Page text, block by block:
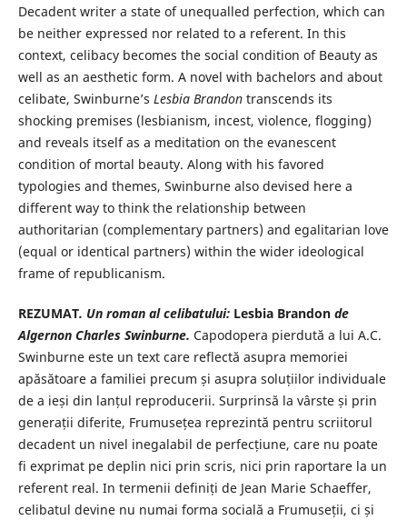
Decadent writer a state of unequalled perfection, which can
be neither expressed nor related to a referent. In this
context, celibacy becomes the social condition of Beauty as
well as an aesthetic form. A novel with bachelors and about
celibate, Swinburne’s Lesbia Brandontranscends its
shocking premises (lesbianism, incest, violence, flogging)
and reveals itself as a meditation on the evanescent
condition of mortal beauty. Along with his favored
typologies and themes, Swinburne also devised here a
different way to think the relationship between
authoritarian (complementary partners) and egalitarian love
(equal or identical partners) within the wider ideological
frame of republicanism.
REZUMAT. Un roman al celibatului: Lesbia Brandonde
Algernon Charles Swinburne. Capodopera pierdută a lui A.C.
Swinburne este un text care reflectă asupra memoriei
apăsătoare a familiei precum și asupra soluțiilor individuale
de a ieși din lanțul reproducerii. Surprinsă la vârste și prin
generații diferite, Frumusețea reprezintă pentru scriitorul
decadent un nivel inegalabil de perfecțiune, care nu poate
fi exprimat pe deplin nici prin scris, nici prin raportare la un
referent real. In termenii definiți de Jean Marie Schaeffer,
celibatul devine nu numai forma socială a Frumuseții, ci și